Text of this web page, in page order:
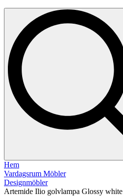
Hem
Vardagsrum Möbler
Designmöbler
Artemide Ilio golvlampa Glossy white